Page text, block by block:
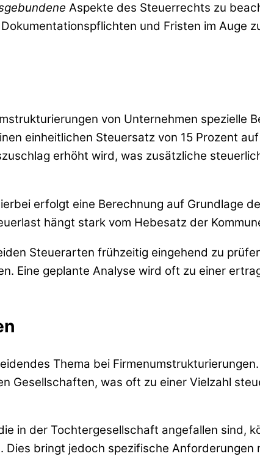
Aspekte des Steuerrechts zu
und Fristen im Auge
von Unternehmen spezielle
einheitlichen Steuersatz von 15 Prozent
erhöht wird, was zusätzliche
erfolgt eine Berechnung auf Grundlage
hängt stark vom Hebesatz der
Steuerarten frühzeitig eingehend zu
Eine geplante Analyse wird oft zu einer
Thema bei Firmenumstrukturierungen.
Gesellschaften, was oft zu einer Vielzahl
in der Tochtergesellschaft angefallen sind,
bringt jedoch spezifische Anforderungen